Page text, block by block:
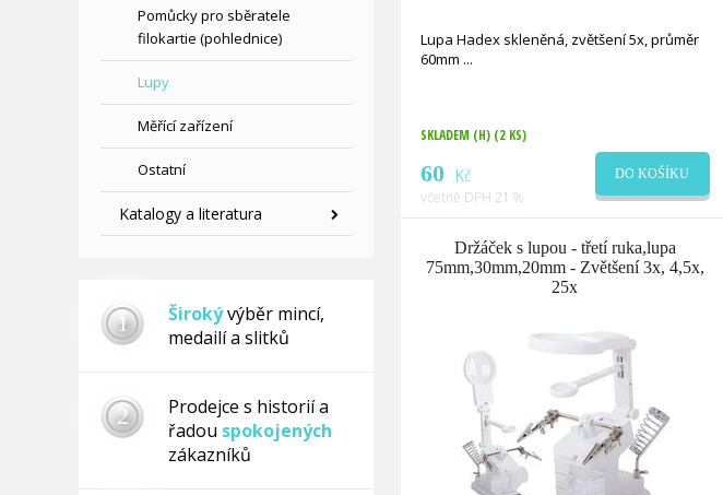
Pomůcky pro sběratele
filokartie (pohlednice)
Lupy
Měřící zařízení
Ostatní
Katalogy a literatura
1 Širokývýběr mincí,
medailí a slitků
2
Prodejce s historií a
řadou spokojených
zákazníků
Lupa Hadex skleněná, zvětšení 5x, průměr
60mm
SKLADEM (H) (2 KS)
60 Kč
včetně DPH 21 %
DO KOŠÍKU
Držáček s lupou - třetí ruka,lupa
75mm,30mm,20mm - Zvětšení 3x, 4,5x,
25x